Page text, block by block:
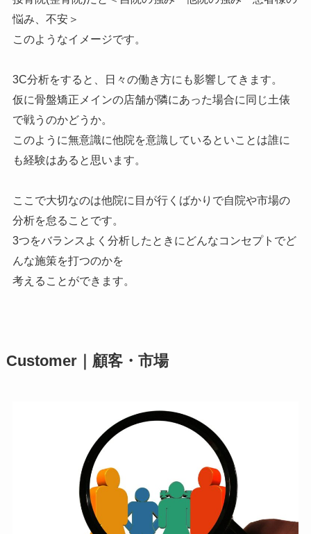
悩み、不安＞
このようなイメージです。
3C分析をすると、日々の働き方にも影響してきます。
仮に骨盤矯正メインの店舗が隣にあった場合に同じ土俵
で戦うのかどうか。
このように無意識に他院を意識しているといことは誰に
も経験はあると思います。
ここで大切なのは他院に目が行くばかりで自院や市場の
分析を怠ることです。
3つをバランスよく分析したときにどんなコンセプトでど
んな施策を打つのかを
考えることができます。
Customer｜顧客・市場